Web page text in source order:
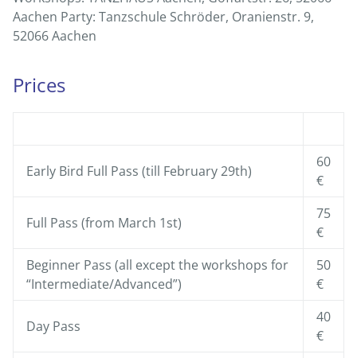
Aachen Party: Tanzschule Schröder, Oranienstr. 9,
52066 Aachen
Prices
Early Bird Full Pass (till February 29th)
60
€
Full Pass (from March 1st)
75
€
Beginner Pass (all except the workshops for
“Intermediate/Advanced”)
50
€
Day Pass
40
€